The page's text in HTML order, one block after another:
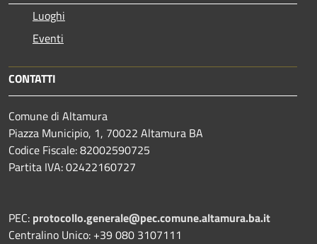
Luoghi
Eventi
CONTATTI
Comune di Altamura
Piazza Municipio, 1, 70022 Altamura BA
Codice Fiscale: 82002590725
Partita IVA: 02422160727
PEC: protocollo.generale@pec.comune.altamura.ba.it
Centralino Unico: +39 080 3107111